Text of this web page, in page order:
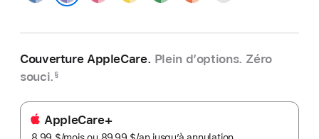
Couverture AppleCare. Plein d’options. Zéro
souci. §
AppleCare+